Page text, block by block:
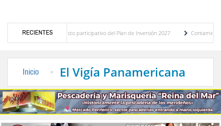
RECIENTES
del presupuesto participativo del Plan de Inversión 2027
Contaminación y
Inicio El Vigía Panamericana